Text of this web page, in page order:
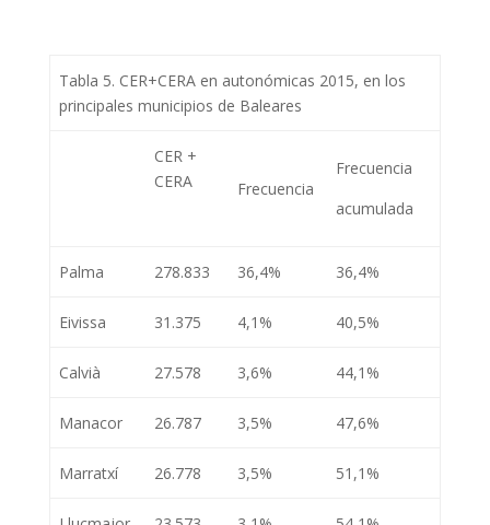
Tabla 5. CER+CERA en autonómicas 2015, en los
principales municipios de Baleares
CER +
CERA
Frecuencia
Frecuencia
acumulada
Palma 278.833 36,4% 36,4%
Eivissa 31.375 4,1% 40,5%
Calvià 27.578 3,6% 44,1%
Manacor 26.787 3,5% 47,6%
Marratxí 26.778 3,5% 51,1%